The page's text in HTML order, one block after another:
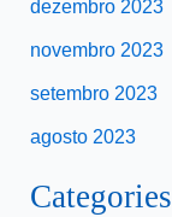
dezembro 2023
novembro 2023
setembro 2023
agosto 2023
Categories